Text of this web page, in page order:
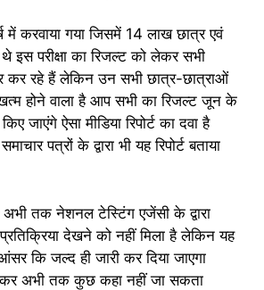
में करवाया गया जिसमें 14 लाख छात्र एवं
इस परीक्षा का रिजल्ट को लेकर सभी
कर रहे हैं लेकिन उन सभी छात्र-छात्राओं
होने वाला है आप सभी का रिजल्ट जून के
जाएंगे ऐसा मीडिया रिपोर्ट का दवा है
पत्रों के द्वारा भी यह रिपोर्ट बताया
तक नेशनल टेस्टिंग एजेंसी के द्वारा
देखने को नहीं मिला है लेकिन यह
कि जल्द ही जारी कर दिया जाएगा
अभी तक कुछ कहा नहीं जा सकता